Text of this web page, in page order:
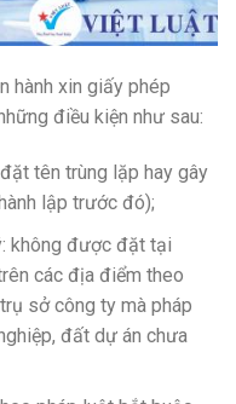
hành xin giấy phép
điều kiện như sau:
tên trùng lặp hay gây
lập trước đó);
không được đặt tại
các địa điểm theo
sở công ty mà pháp
đất dự án chưa